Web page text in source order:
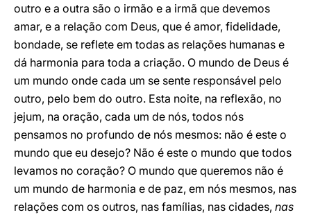
outro e a outra são o irmão e a irmã que devemos
amar, e a relação com Deus, que é amor, fidelidade,
bondade, se reflete em todas as relações humanas e
dá harmonia para toda a criação. O mundo de Deus é
um mundo onde cada um se sente responsável pelo
outro, pelo bem do outro. Esta noite, na reflexão, no
jejum, na oração, cada um de nós, todos nós
pensamos no profundo de nós mesmos: não é este o
mundo que eu desejo? Não é este o mundo que todos
levamos no coração? O mundo que queremos não é
um mundo de harmonia e de paz, em nós mesmos, nas
relações com os outros, nas famílias, nas cidades, nas